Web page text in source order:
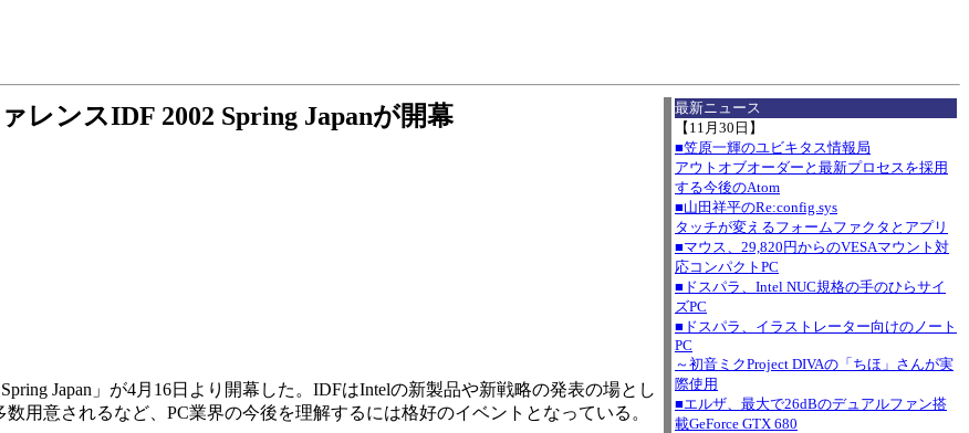
レンスIDF 2002 Spring Japanが開幕
Japan」が4月16日より開幕した。IDFはIntelの新製品や新戦略の発表の場とし
用意されるなど、PC業界の今後を理解するには格好のイベントとなっている。
最新ニュース
【11月30日】
■笠原一輝のユビキタス情報局
アウトオブオーダーと最新プロセスを採用
する今後のAtom
■山田祥平のRe:config.sys
タッチが変えるフォームファクタとアプリ
■マウス、29,820円からのVESAマウント対
応コンパクトPC
■ドスパラ、Intel NUC規格の手のひらサイ
ズPC
■ドスパラ、イラストレーター向けのノート
PC
～初音ミクProject DIVAの「ちほ」さんが実
際使用
■エルザ、最大で26dBのデュアルファン搭
載GeForce GTX 680